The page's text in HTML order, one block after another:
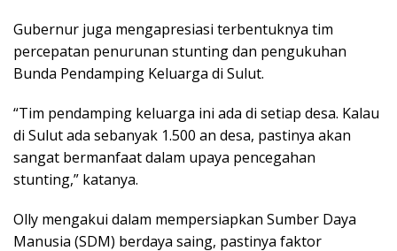
Gubernur juga mengapresiasi terbentuknya tim
percepatan penurunan stunting dan pengukuhan
Bunda Pendamping Keluarga di Sulut.
“Tim pendamping keluarga ini ada di setiap desa. Kalau
di Sulut ada sebanyak 1.500 an desa, pastinya akan
sangat bermanfaat dalam upaya pencegahan
stunting,” katanya.
Olly mengakui dalam mempersiapkan Sumber Daya
Manusia (SDM) berdaya saing, pastinya faktor